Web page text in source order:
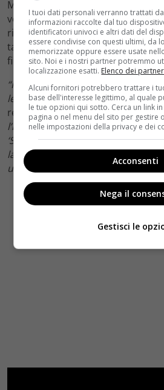
Matt Damon, in una recente
voluto raccontare nel dettaglio di
riprese chelo lasciò
tante improvvisazioni di Robin
film quel tocco eccezionale.
“Robin doveva aprire la porta,
lettera. Ero proprio accanto a Gus
regista)accanto alla cinepresa,
l’impressione che stesse
‘Sean, se dovesse telefonare il
lavoro, gli dica solo: ‘Spiacente,
una ragazza”.
I tuoi dati personali verranno trattati
informazioni raccolte dal tuo
identificatori univoci e altri dati del
essere condivise con questi ultimi, da
memorizzate oppure essere usate
sito. Noi e i nostri partner potremmo
localizzazione esatti. Elenco dei partner
Alcuni fornitori potrebbero trattare i
base dell'interesse legittimo, al quale
le tue opzioni qui sotto. Cerca un link
pagina o nel menu del sito per gestire
nelle impostazioni della privacy e dei
Acconsenti
Nega il
Gestisci le